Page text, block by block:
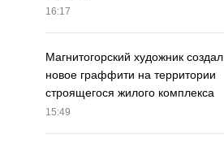
16:17
Магнитогорский художник создал
новое граффити на территории
строящегося жилого комплекса
15:49